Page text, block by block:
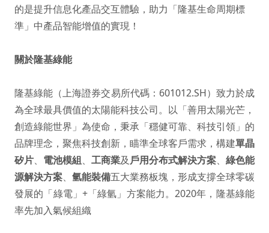
的是提升信息化產品交互體驗，助力「隆基生命周期標
準」中產品智能增值的實現！
關於隆基綠能
隆基綠能（上海證券交易所代碼：601012.SH）致力於成
為全球最具價值的太陽能科技公司。以「善用太陽光芒，
創造綠能世界」為使命，秉承「穩健可靠、科技引領」的
品牌理念，聚焦科技創新，瞄準全球客戶需求，構建單晶
矽片、 電池模組、 工商業及戶用分布式解決方案、 綠色能
源解決方案、 氫能裝備五大業務板塊，形成支撐全球零碳
發展的「綠電」+「綠氫」方案能力。2020年，隆基綠能
率先加入氣候組織